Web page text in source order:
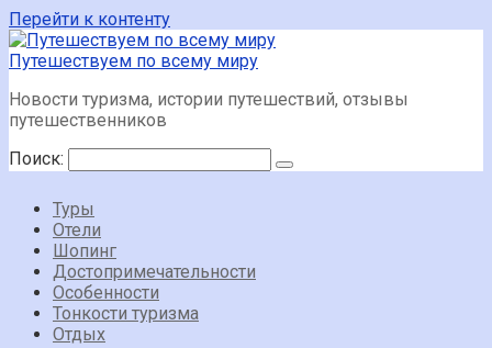
Перейти к контенту
Путешествуем по всему миру
Новости туризма, истории путешествий, отзывы
путешественников
Поиск:
Туры
Отели
Шопинг
Достопримечательности
Особенности
Тонкости туризма
Отдых